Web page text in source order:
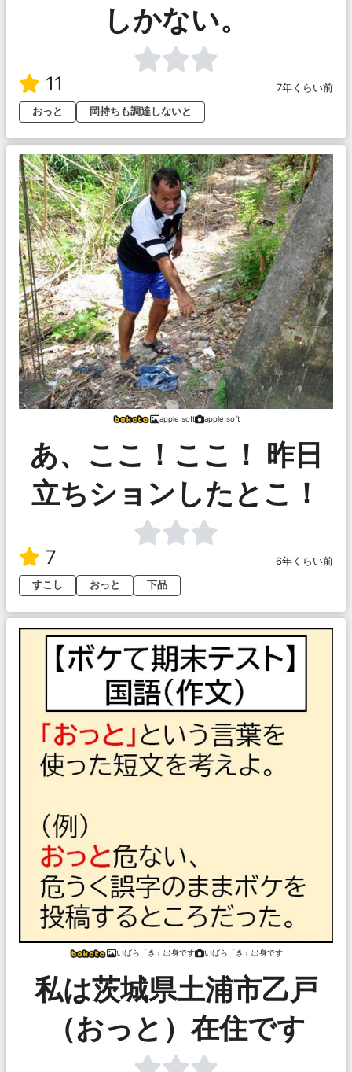
しかない。
11
7年くらい前
おっと
岡持ちも調達しないと
apple soft apple soft
あ、ここ！ここ！ 昨日
立ちションしたとこ！
7
6年くらい前
すこし
おっと 下品
いばら「き」出身です いばら「き」出身です
私は茨城県土浦市乙戸
（おっと）在住です